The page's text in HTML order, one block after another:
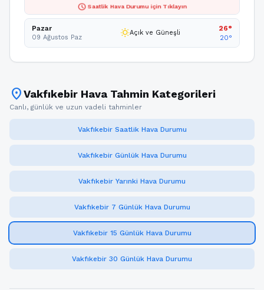
schedule Saatlik Hava Durumu için Tıklayın
Pazar
09 Ağustos Paz wb_sunnyAçık ve Güneşli
26°
20°
location_onVakfıkebir Hava Tahmin Kategorileri
Canlı, günlük ve uzun vadeli tahminler
Vakfıkebir Saatlik Hava Durumu
Vakfıkebir Günlük Hava Durumu
Vakfıkebir Yarınki Hava Durumu
Vakfıkebir 7 Günlük Hava Durumu
Vakfıkebir 15 Günlük Hava Durumu
Vakfıkebir 30 Günlük Hava Durumu